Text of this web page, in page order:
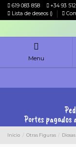
619 083 858 +34 93
Lista de deseos ()
Menu
Portes pagados
Inicio Otras Figuras